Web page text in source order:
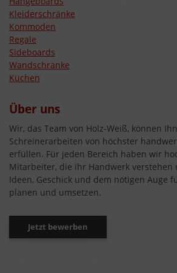
Kleiderschränke
Kommoden
Regale
Sideboards
Wandschränke
Küchen
Über uns
Wir, das Team von Holz-Weiß, können
Schreinerarbeiten von höchster
erfüllen. Für jeden Bereich haben wir
Mitarbeiter, die ihr Handwerk verstehen
Ideen, Geschick und dem nötigen Auge
planen und umsetzen.
Jetzt bewerben